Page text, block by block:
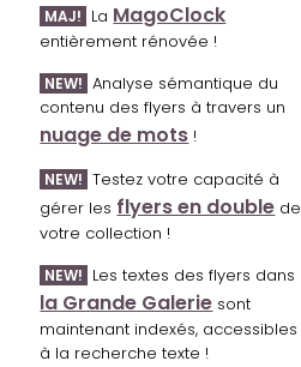
MAJ! La MagoClock
entièrement rénovée !
NEW! Analyse sémantique du
contenu des flyers à travers un
nuage de mots !
NEW! Testez votre capacité à
gérer les flyers en double de
votre collection !
NEW! Les textes des flyers dans
la Grande Galerie sont
maintenant indexés, accessibles
à la recherche texte !